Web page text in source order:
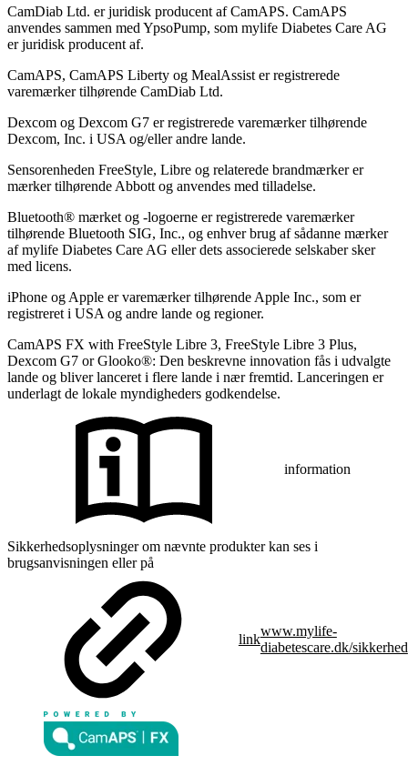
CamDiab Ltd. er juridisk producent af CamAPS. CamAPS
anvendes sammen med YpsoPump, som mylife Diabetes Care AG
er juridisk producent af.
CamAPS, CamAPS Liberty og MealAssist er registrerede
varemærker tilhørende CamDiab Ltd.
Dexcom og Dexcom G7 er registrerede varemærker tilhørende
Dexcom, Inc. i USA og/eller andre lande.
Sensorenheden FreeStyle, Libre og relaterede brandmærker er
mærker tilhørende Abbott og anvendes med tilladelse.
Bluetooth® mærket og -logoerne er registrerede varemærker
tilhørende Bluetooth SIG, Inc., og enhver brug af sådanne mærker
af mylife Diabetes Care AG eller dets associerede selskaber sker
med licens.
iPhone og Apple er varemærker tilhørende Apple Inc., som er
registreret i USA og andre lande og regioner.
CamAPS FX with FreeStyle Libre 3, FreeStyle Libre 3 Plus,
Dexcom G7 or Glooko®: Den beskrevne innovation fås i udvalgte
lande og bliver lanceret i flere lande i nær fremtid. Lanceringen er
underlagt de lokale myndigheders godkendelse.
information
Sikkerhedsoplysninger om nævnte produkter kan ses i
brugsanvisningen eller på
link
www.mylife-
diabetescare.dk/sikkerhed